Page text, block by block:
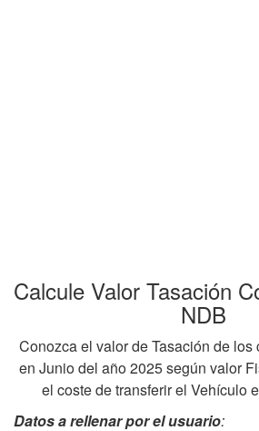
Calcule Valor Tasación
NDB
Conozca el valor de Tasación de
en Junio del año 2025 según valor
el coste de transferir el Vehículo
Datos a rellenar por el usuario: